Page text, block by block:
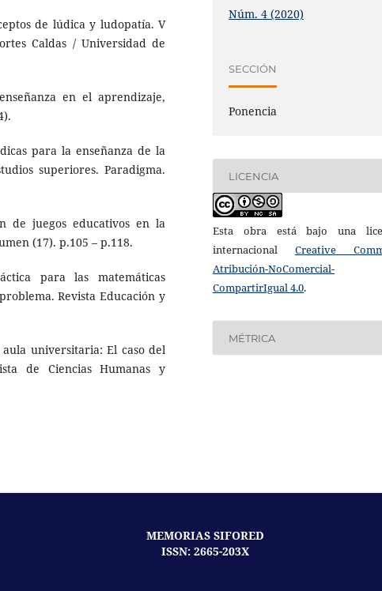
de lúdica y ludopatía. V
Caldas / Universidad de
en el aprendizaje,
para la enseñanza de la
superiores. Paradigma.
de juegos educativos en la
(17). p.105 – p.118.
para las matemáticas
Revista Educación y
universitaria: El caso del
de Ciencias Humanas y
Núm. 4 (2020)
SECCIÓN
Ponencia
LICENCIA
Esta obra está bajo una
internacional Creative
Atribución-NoComercial-
CompartirIgual 4.0.
MÉTRICA
MEMORIAS SIFORED
ISSN: 2665-203X